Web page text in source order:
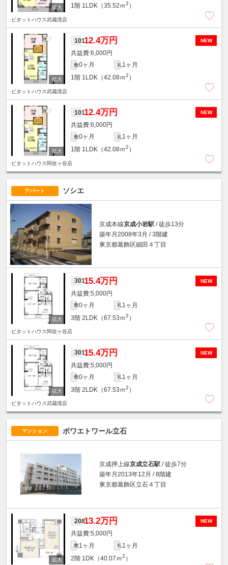
1階 1LDK（35.52ｍ2 ）
ピタットハウス武蔵境店
NEW
10112.4万円
6,000円
敷0ヶ月 礼1ヶ月
1階 1LDK（42.08ｍ2 ）
ピタットハウス武蔵境店
NEW
10112.4万円
6,000円
敷0ヶ月 礼1ヶ月
1階 1LDK（42.08ｍ2 ）
ピタットハウス阿佐ヶ谷店
アパート ソシエ
京成本線京成小岩駅 / 徒歩13分
築年月2008年3月 / 3階建
東京都葛飾区細田４丁目
NEW
30115.4万円
5,000円
敷0ヶ月 礼1ヶ月
3階 2LDK（67.53ｍ2 ）
ピタットハウス阿佐ヶ谷店
NEW
30115.4万円
5,000円
敷0ヶ月 礼1ヶ月
3階 2LDK（67.53ｍ2 ）
ピタットハウス武蔵境店
マンション ボワエトワール立石
京成押上線京成立石駅 / 徒歩7分
築年月2013年12月 / 8階建
東京都葛飾区立石４丁目
NEW
20813.2万円
5,000円
敷1ヶ月 礼1ヶ月
2階 1DK（40.07ｍ2 ）